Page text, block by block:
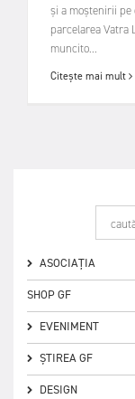
și a moștenirii
parcelarea Vatra
muncito...
Citește mai mult
ASOCIAȚIA
SHOP GF
EVENIMENT
ȘTIREA GF
DESIGN